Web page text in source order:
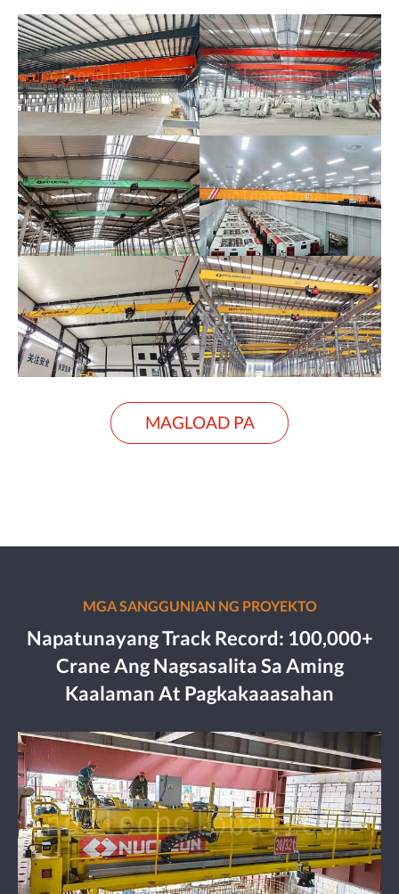
MAGLOAD PA
MGA SANGGUNIAN NG PROYEKTO
Napatunayang Track Record: 100,000+
Crane Ang Nagsasalita Sa Aming
Kaalaman At Pagkakaaasahan